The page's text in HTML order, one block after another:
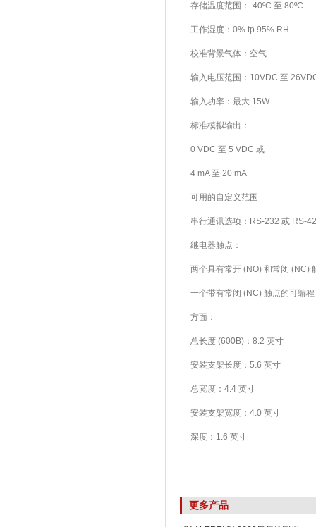
存储温度范围：-40ºC 至 80ºC
工作湿度：0% tp 95% RH
校准背景气体：空气
输入电压范围：10VDC 至
输入功率：最大 15W
标准模拟输出：
0 VDC 至 5 VDC 或
4 mA 至 20 mA
可用的自定义范围
串行通讯选项：RS-232 或 RS-
继电器触点：
两个具有常开 (NO) 和常闭 (NC)
一个带有常闭 (NC) 触点的可编
方面：
总长度 (600B)：8.2 英寸
安装支架长度：5.6 英寸
总宽度：4.4 英寸
安装支架宽度：4.0 英寸
深度：1.6 英寸
更多产品